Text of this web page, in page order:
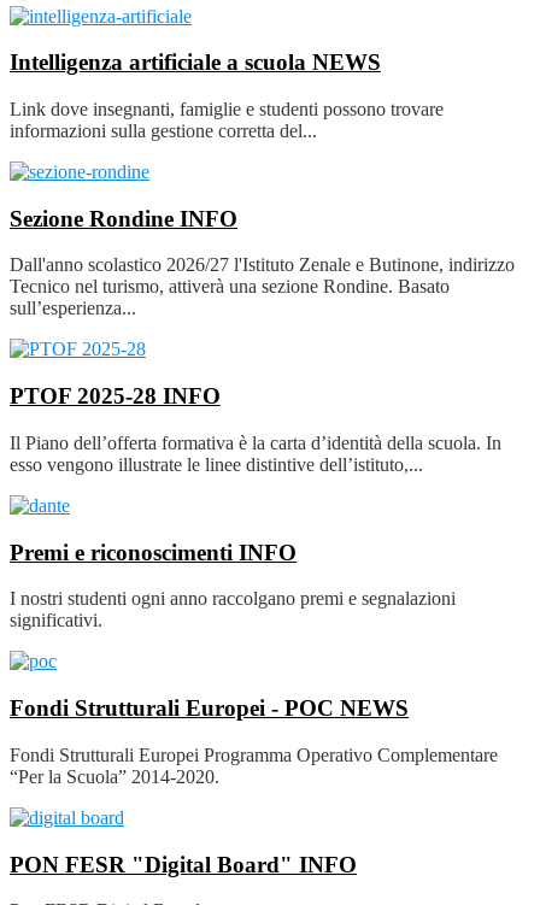
Intelligenza artificiale a scuola NEWS
Link dove insegnanti, famiglie e studenti possono trovare
informazioni sulla gestione corretta del...
Sezione Rondine INFO
Dall'anno scolastico 2026/27 l'Istituto Zenale e Butinone, indirizzo
Tecnico nel turismo, attiverà una sezione Rondine. Basato
sull’esperienza...
PTOF 2025-28 INFO
Il Piano dell’offerta formativa è la carta d’identità della scuola. In
esso vengono illustrate le linee distintive dell’istituto,...
Premi e riconoscimenti INFO
I nostri studenti ogni anno raccolgano premi e segnalazioni
significativi.
Fondi Strutturali Europei - POC NEWS
Fondi Strutturali Europei Programma Operativo Complementare
“Per la Scuola” 2014-2020.
PON FESR "Digital Board" INFO